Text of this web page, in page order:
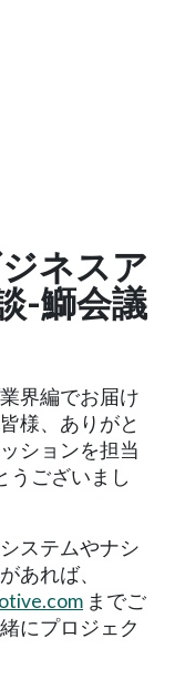
ネスア
-鰤会議
界編でお届け
様、ありがと
ションを担当
うございまし
ステムやナシ
あれば、
までご
にプロジェク